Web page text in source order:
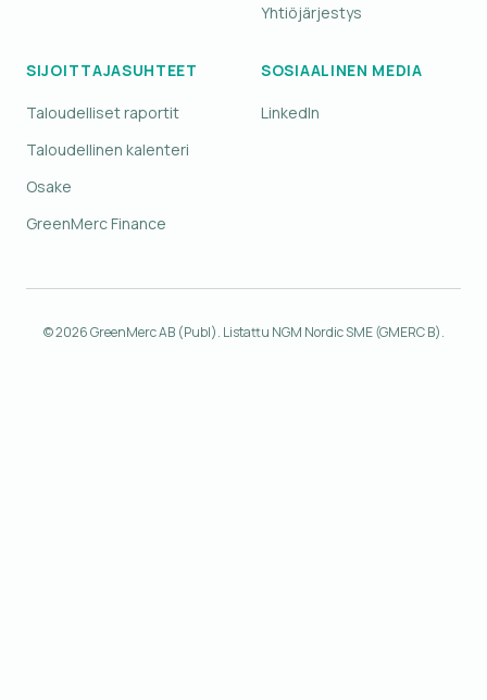
Yhtiöjärjestys
SIJOITTAJASUHTEET
Taloudelliset raportit
Taloudellinen kalenteri
Osake
GreenMerc Finance
SOSIAALINEN MEDIA
LinkedIn
© 2026 GreenMerc AB (Publ). Listattu NGM Nordic SME (GMERC B).